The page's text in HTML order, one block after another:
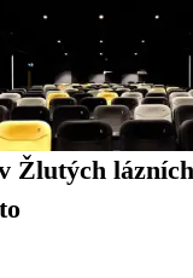
Žlutých